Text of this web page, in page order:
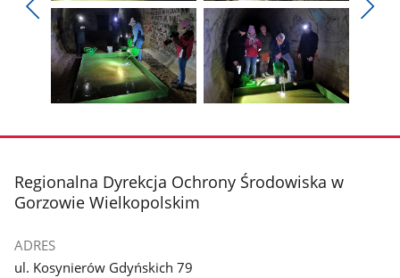
Pokaż
poprzednie
zdjęcia
Pokaż
zdjęcie
1
z
galerii.
Pokaż
zdjęcie
2
z
galerii.
zdjęcie
galerii.
zdjęcie
galerii.
stopka
Regionalna Dyrekcja Ochrony Środowiska w
Gorzowie Wielkopolskim
ADRES
ul. Kosynierów Gdyńskich 79